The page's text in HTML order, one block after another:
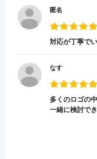
匿名
対応が丁寧で
なす
多くのロゴの
一緒に検討で